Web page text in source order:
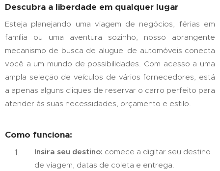
Descubra a liberdade em qualquer lugar
Esteja planejando uma viagem de negócios, férias em
família ou uma aventura sozinho, nosso abrangente
mecanismo de busca de aluguel de automóveis conecta
você a um mundo de possibilidades. Com acesso a uma
ampla seleção de veículos de vários fornecedores, está
a apenas alguns cliques de reservar o carro perfeito para
atender às suas necessidades, orçamento e estilo.
Como funciona:
Insira seu destino: comece a digitar seu destino
de viagem, datas de coleta e entrega.